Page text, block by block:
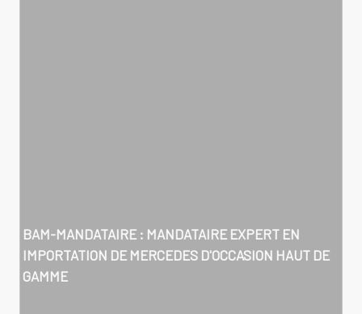
BAM-MANDATAIRE : MANDATAIRE EXPERT EN
IMPORTATION DE MERCEDES D'OCCASION HAUT DE
GAMME